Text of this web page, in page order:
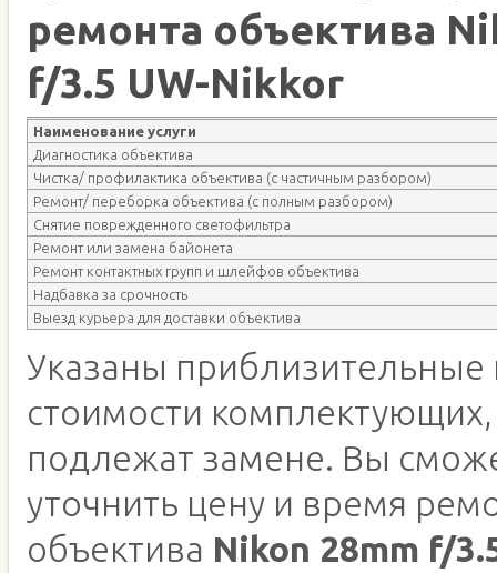
ремонта объектива
f/3.5 UW-Nikkor
Наименование услуги
Диагностика объектива
Чистка/ профилактика объектива (с частичным разбором)
Ремонт/ переборка объектива (с полным разбором)
Снятие поврежденного светофильтра
Ремонт или замена байонета
Ремонт контактных групп и шлейфов объектива
Надбавка за срочность
Выезд курьера для доставки объектива
Указаны приблизительные
стоимости
подлежат замене. Вы
уточнить цену и время
объектива Nikon 28mm f/